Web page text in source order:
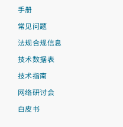
手册
常见问题
法规合规信息
技术数据表
技术指南
网络研讨会
白皮书